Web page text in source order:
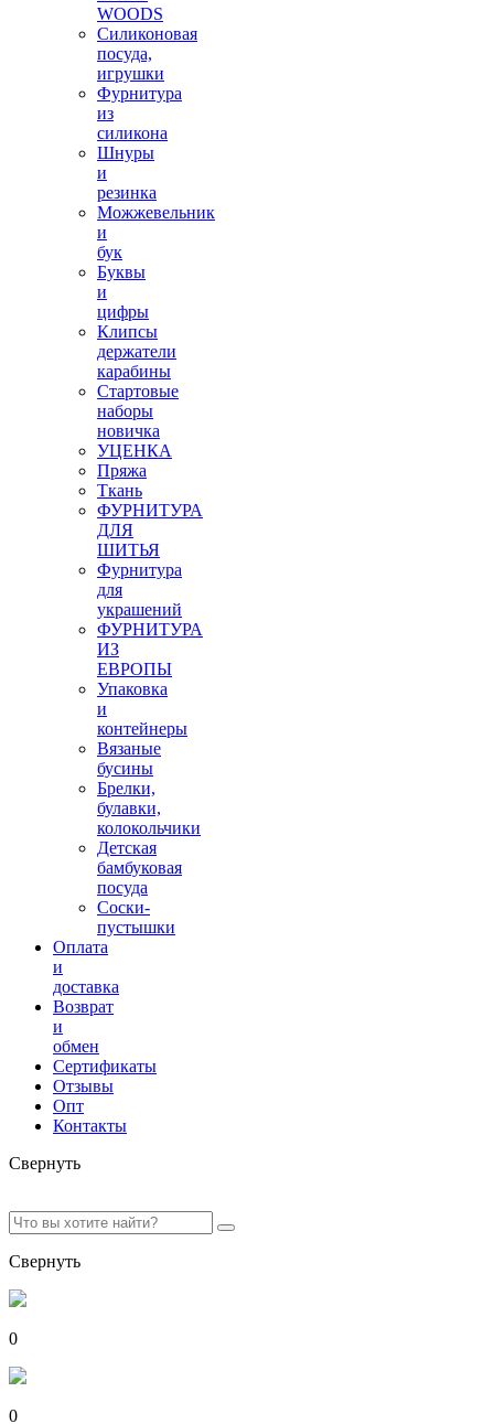
WOODS
Силиконовая
посуда,
игрушки
Фурнитура
из
силикона
Шнуры
и
резинка
Можжевельник
и
бук
Буквы
и
цифры
Клипсы
держатели
карабины
Стартовые
наборы
новичка
УЦЕНКА
Пряжа
Ткань
ФУРНИТУРА
ДЛЯ
ШИТЬЯ
Фурнитура
для
украшений
ФУРНИТУРА
ИЗ
ЕВРОПЫ
Упаковка
и
контейнеры
Вязаные
бусины
Брелки,
булавки,
колокольчики
Детская
бамбуковая
посуда
Соски-
пустышки
Оплата
и
доставка
Возврат
и
обмен
Сертификаты
Отзывы
Опт
Контакты
Свернуть
Свернуть
0
0